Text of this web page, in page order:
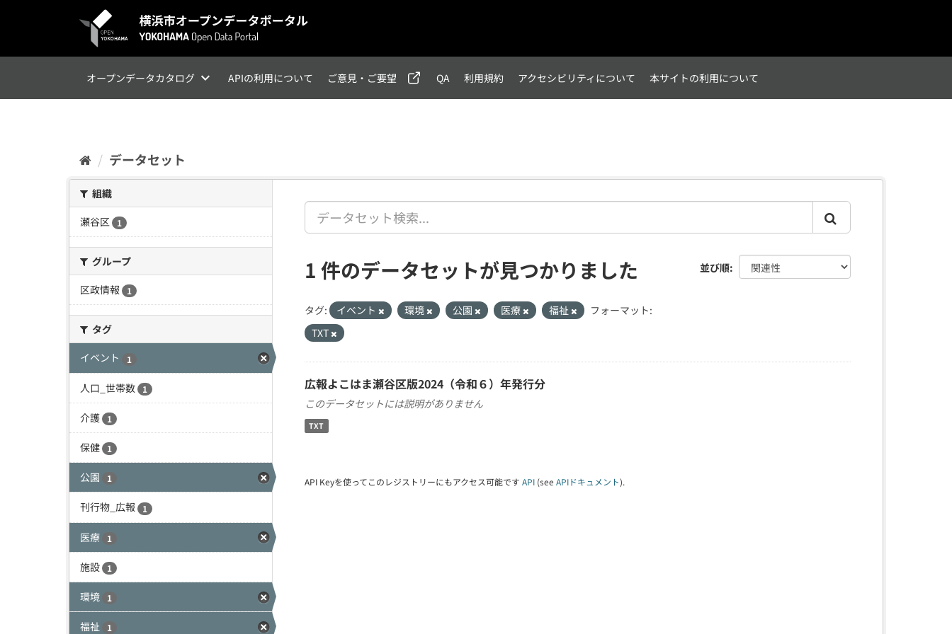
オープンデータカタログ APIの利用について ご意見・ご要望 QA 利用規約 アクセシビリティについて 本サイトの利用について
データセット
組織
瀬谷区
1
グループ
区政情報
1
タグ
イベント
1
人口_世帯数 1
介護 1
保健 1
公園 1
刊行物_広報 1
医療 1
施設 1
環境 1
福祉 1
並び順
1 件のデータセットが見つかりました
タグ: イベント 環境 公園 医療 福祉
フォーマット:
TXT
広報よこはま瀬谷区版2024（令和６）年発行分
このデータセットには説明がありません
TXT
API Keyを使ってこのレジストリーにもアクセス可能です API (see APIドキュメント).